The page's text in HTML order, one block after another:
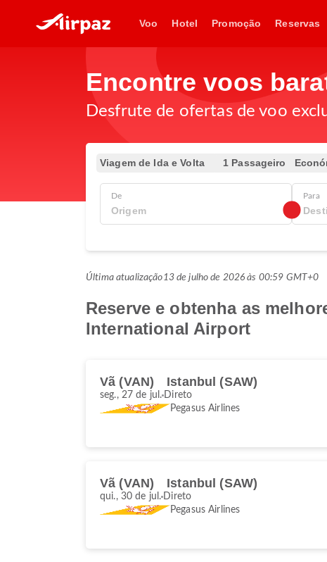
Voo Hotel Promoção Reservas
Encontre voos
Desfrute de ofertas de voo
Viagem de Ida e Volta 1 Passageiro
De Para
Última atualização13 de julho de 2026 às 00:59 GMT+0
Reserve e obtenha as
International Airport
Vã (VAN) Istanbul (SAW)
seg., 27 de jul. Direto
Pegasus Airlines
Vã (VAN) Istanbul (SAW)
qui., 30 de jul. Direto
Pegasus Airlines